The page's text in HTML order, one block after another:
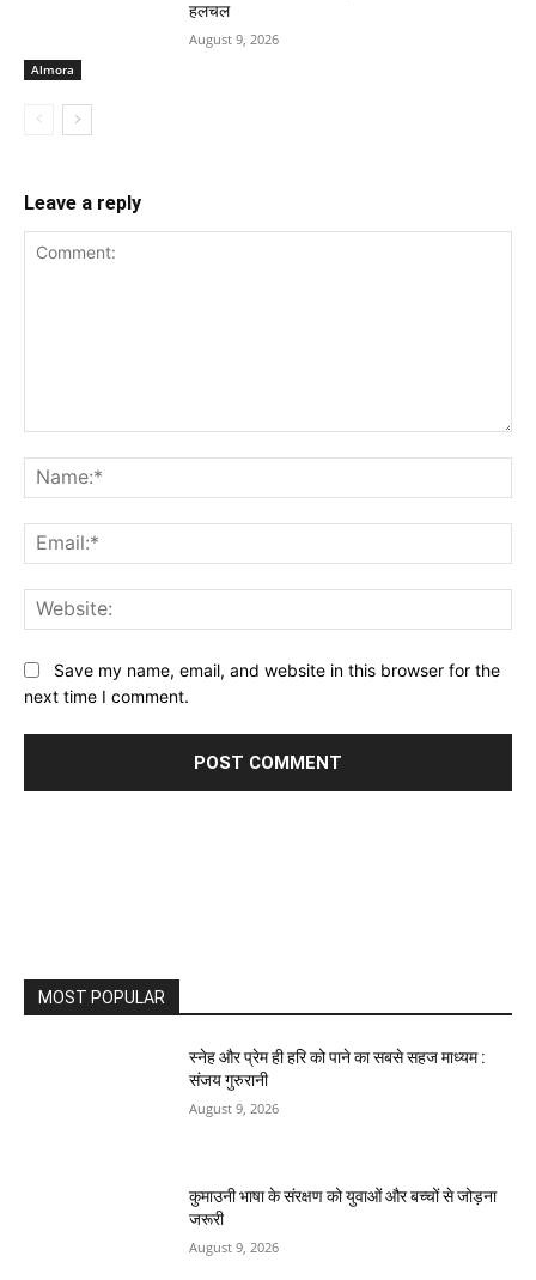
Almora
हलचल
August 9, 2026
Leave a reply
Save my name, email, and website in this browser for the
next time I comment.
MOST POPULAR
स्नेह और प्रेम ही हरि को पाने का सबसे सहज माध्यम :
संजय गुरुरानी
August 9, 2026
कुमाउनी भाषा के संरक्षण को युवाओं और बच्चों से जोड़ना
जरूरी
August 9, 2026